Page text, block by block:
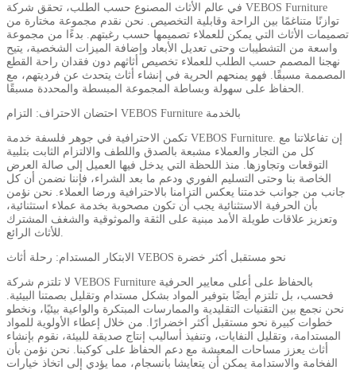
في عالم الأثاث المصنوع حسب الطلب، تحقق شركة VEBOS Furniture
توازنًا متناغمًا بين الراحة وقابلية التخصيص. نحن نقدم مجموعة مختارة من
تصميمات الأثاث التي يمكن للعملاء تصميمها حسب رغبتهم. بدءًا من مجموعة
واسعة من التشطيبات وحتى تعديل الأبعاد وإضافة الميزات الشخصية، يتيح
نهجنا المصمم حسب الطلب للعملاء تخصيص أثاثهم دون فقدان راحة القطع
المصممة مسبقًا. فهو يمنحهم الحرية في إنشاء أثاث يتحدث عن فرديتهم، مع
احتضان الاحتراف: التزام VEBOS Furniture بالخدمة
تكمن الاحترافية في جوهر فلسفة خدمة VEBOS Furniture. إن تفاعلاتنا مع
كل من التجار والعملاء مشبعة بالصدق واللطف والالتزام الثابت بتلبية
التوقعات وتجاوزها. منذ اللحظة التي يدخل فيها العميل إلى صالة العرض
الخاصة بنا وحتى التسليم الفوري ودعم ما بعد الشراء، فإننا نضمن أن كل
جانب من جوانب خدمتنا يعكس التزامنا بالاحترافية ورضا العملاء. نحن نؤمن
بأن الحرفية الاستثنائية يجب أن تكون مصحوبة بخدمة عملاء استثنائية،
وتعزيز علاقات طويلة الأمد مبنية على الثقة والموثوقية والشغف المشترك
الابتكار المستدام: رحلة أثاث VEBOS نحو مستقبل أكثر خضرة
لا تلتزم شركة VEBOS Furniture بالحفاظ على أعلى معايير الحرفية
فحسب، بل تلتزم أيضًا بتوفير المواد بشكل مستدام وتقليل بصمتنا البيئية.
نحن نجمع بين التقنيات التقليدية والممارسات المبتكرة والواعية بيئيًا، ونخطو
خطوات كبيرة نحو مستقبل أكثر اخضرارًا. من خلال إعطاء الأولوية للمواد
المستدامة، وتقليل النفايات، وتنفيذ أساليب إنتاج صديقة للبيئة، نقوم بإنشاء
أثاث يعزز مساحات المعيشة مع دعم الحفاظ على كوكبنا. نحن نؤمن بأن
الفخامة والاستدامة يمكن أن يتعايشا بانسجام، مما يؤدي إلى اتخاذ خيارات